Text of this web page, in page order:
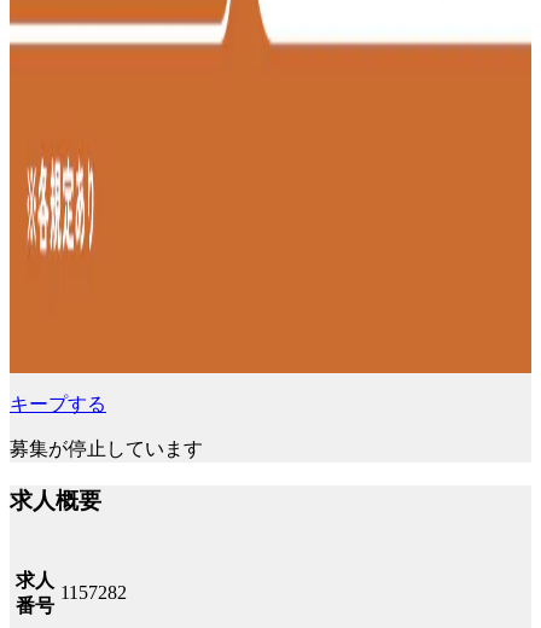
キープする
募集が停止しています
求人概要
求人
番号
1157282